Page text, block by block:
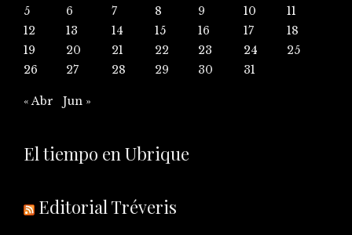
5
6 7 8 9 10
11
12
13 14 15 16 17
18
19
20 21 22 23 24
25
26
27 28 29 30 31
« Abr Jun »
El tiempo en Ubrique
Editorial Tréveris